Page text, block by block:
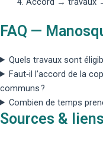
FAQ —
Quels travaux sont
Faut‑il l’accord de la
communs ?
Combien de temps
Sources &